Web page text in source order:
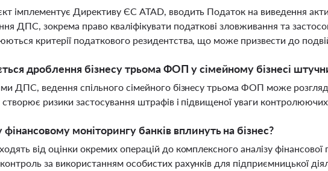
імплементує Директиву ЄС ATAD, вводить Податок на виведення
ДПС, зокрема право кваліфікувати податкові зловживання та
критерії податкового резидентства, що може призвести до
дроблення бізнесу трьома ФОП у сімейному бізнесі
ДПС, ведення спільного сімейного бізнесу трьома ФОП може
створює ризики застосування штрафів і підвищеної уваги контролюючих
фінансовому моніторингу банків вплинуть на бізнес?
від оцінки окремих операцій до комплексного аналізу фінансової
за використанням особистих рахунків для підприємницької